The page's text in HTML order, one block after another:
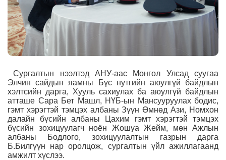
Сургалтын нээлтэд АНУ-аас Монгол Улсад суугаа
Элчин сайдын яамны Бүс нутгийн аюулгүй байдлын
хэлтсийн дарга, Хууль сахиулах ба аюулгүй байдлын
атташе Сара Бет Машл, НҮБ-ын Мансууруулах бодис,
гэмт хэрэгтэй тэмцэх албаны Зүүн Өмнөд Ази, Номхон
далайн бүсийн албаны Цахим гэмт хэрэгтэй тэмцэх
бүсийн зохицуулагч ноён Жошуа Жейм, мөн Ажлын
албаны Бодлого, зохицуулалтын газрын дарга
Б.Билгүүн нар оролцож, сургалтын үйл ажиллагаанд
амжилт хүслээ.